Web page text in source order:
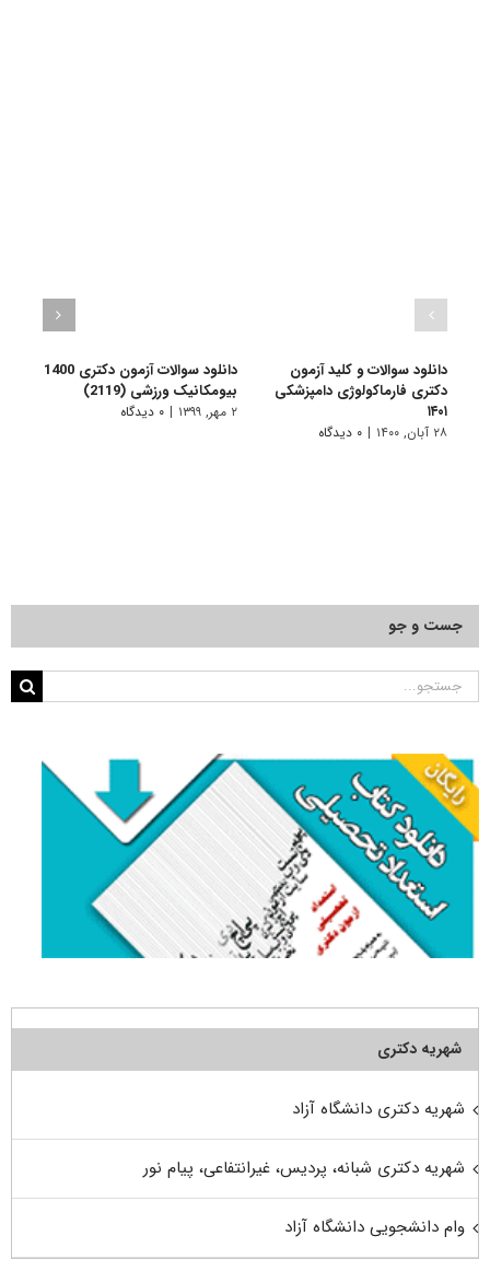
دانلود سوالات و کلید آزمون
دکتری فارماکولوژی دامپزشکی
۱۴۰۱
۲۸ آبان, ۱۴۰۰ | ۰ دیدگاه
دانلود سوالات آزمون دکتری 1400
بیومکانیک ورزشی (2119)
۲ مهر, ۱۳۹۹ | ۰ دیدگاه
جست و جو
جستجو
شهریه دکتری
شهریه دکتری دانشگاه آزاد
شهریه دکتری شبانه، پردیس، غیرانتفاعی، پیام نور
وام دانشجویی دانشگاه آزاد